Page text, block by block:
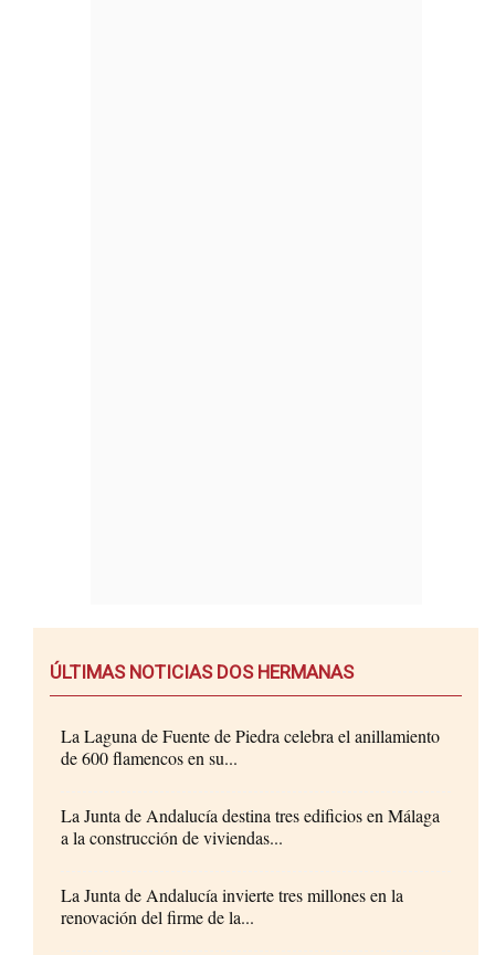
ÚLTIMAS NOTICIAS DOS HERMANAS
La Laguna de Fuente de Piedra celebra el anillamiento
de 600 flamencos en su...
La Junta de Andalucía destina tres edificios en Málaga
a la construcción de viviendas...
La Junta de Andalucía invierte tres millones en la
renovación del firme de la...